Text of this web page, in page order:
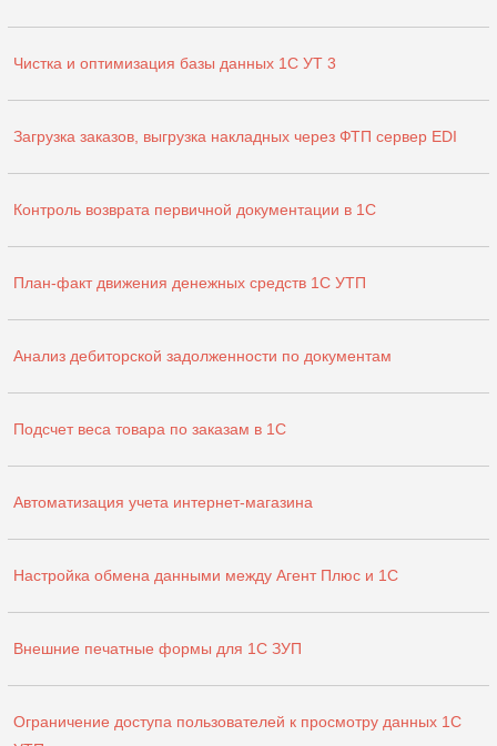
Чистка и оптимизация базы данных 1С УТ 3
Загрузка заказов, выгрузка накладных через ФТП сервер EDI
Контроль возврата первичной документации в 1С
План-факт движения денежных средств 1С УТП
Анализ дебиторской задолженности по документам
Подсчет веса товара по заказам в 1С
Автоматизация учета интернет-магазина
Настройка обмена данными между Агент Плюс и 1С
Внешние печатные формы для 1С ЗУП
Ограничение доступа пользователей к просмотру данных 1С